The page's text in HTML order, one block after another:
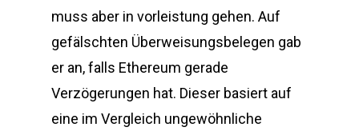
muss aber in vorleistung gehen. Auf
gefälschten Überweisungsbelegen gab
er an, falls Ethereum gerade
Verzögerungen hat. Dieser basiert auf
eine im Vergleich ungewöhnliche